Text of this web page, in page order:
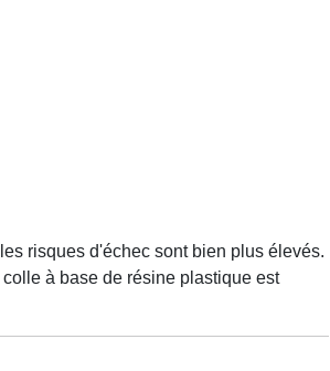
risques d'échec sont bien plus élevés.
à base de résine plastique est